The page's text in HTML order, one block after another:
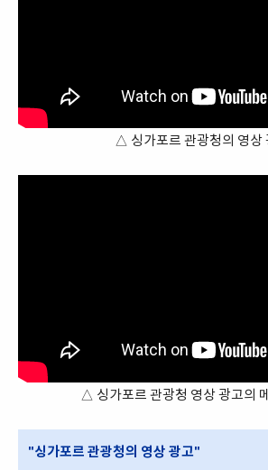
△ 싱가포르 관광청의 영상
△ 싱가포르 관광청 영상 광고의
"싱가포르 관광청의 영상 광고"